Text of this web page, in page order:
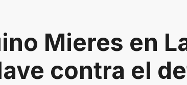
Mieres en
contra el